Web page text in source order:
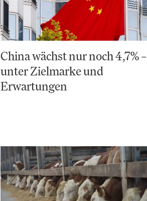
China wächst nur noch 4,7% –
unter Zielmarke und
Erwartungen